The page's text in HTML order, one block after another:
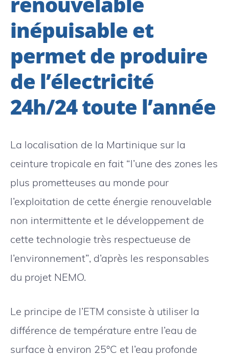
inépuisable et
permet de produire
de l’électricité
24h/24 toute l’année
La localisation de la Martinique sur la
ceinture tropicale en fait “l’une des zones les
plus prometteuses au monde pour
l’exploitation de cette énergie renouvelable
non intermittente et le développement de
cette technologie très respectueuse de
l’environnement”, d’après les responsables
du projet NEMO.
Le principe de l’ETM consiste à utiliser la
différence de température entre l’eau de
surface à environ 25°C et l’eau profonde